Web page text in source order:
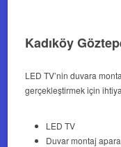
Kadıköy
LED TV’nin duvara
gerçekleştirmek için
LED TV
Duvar montaj